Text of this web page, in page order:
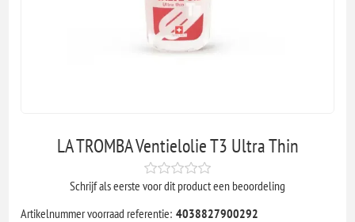
LA TROMBA Ventielolie T3 Ultra Thin
Schrijf als eerste voor dit product een beoordeling
Artikelnummer voorraad referentie: 4038827900292